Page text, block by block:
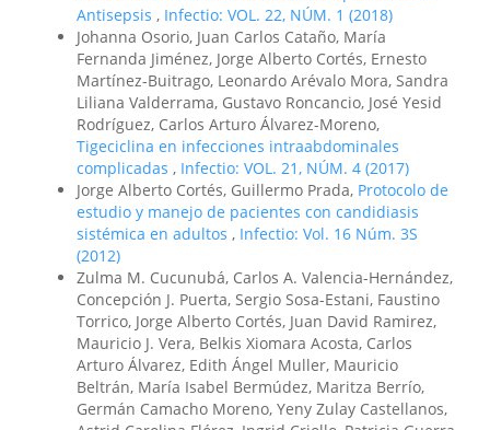
Antisepsis , Infectio: VOL. 22, NÚM. 1 (2018)
Johanna Osorio, Juan Carlos Cataño, María
Fernanda Jiménez, Jorge Alberto Cortés, Ernesto
Martínez-Buitrago, Leonardo Arévalo Mora, Sandra
Liliana Valderrama, Gustavo Roncancio, José Yesid
Rodríguez, Carlos Arturo Álvarez-Moreno,
Tigeciclina en infecciones intraabdominales
complicadas , Infectio: VOL. 21, NÚM. 4 (2017)
Jorge Alberto Cortés, Guillermo Prada, Protocolo de
estudio y manejo de pacientes con candidiasis
sistémica en adultos , Infectio: Vol. 16 Núm. 3S
(2012)
Zulma M. Cucunubá, Carlos A. Valencia-Hernández,
Concepción J. Puerta, Sergio Sosa-Estani, Faustino
Torrico, Jorge Alberto Cortés, Juan David Ramirez,
Mauricio J. Vera, Belkis Xiomara Acosta, Carlos
Arturo Álvarez, Edith Ángel Muller, Mauricio
Beltrán, María Isabel Bermúdez, Maritza Berrío,
Germán Camacho Moreno, Yeny Zulay Castellanos,